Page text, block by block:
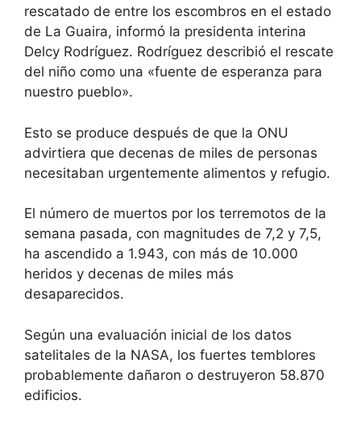
rescatado de entre los escombros en el estado
de La Guaira, informó la presidenta interina
Delcy Rodríguez. Rodríguez describió el rescate
del niño como una «fuente de esperanza para
nuestro pueblo».
Esto se produce después de que la ONU
advirtiera que decenas de miles de personas
necesitaban urgentemente alimentos y refugio.
El número de muertos por los terremotos de la
semana pasada, con magnitudes de 7,2 y 7,5,
ha ascendido a 1.943, con más de 10.000
heridos y decenas de miles más
desaparecidos.
Según una evaluación inicial de los datos
satelitales de la NASA, los fuertes temblores
probablemente dañaron o destruyeron 58.870
edificios.